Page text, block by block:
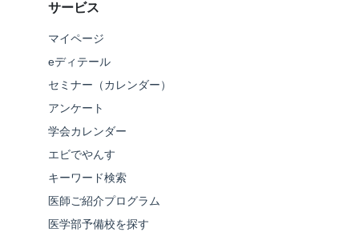
サービス
マイページ
eディテール
セミナー（カレンダー）
アンケート
学会カレンダー
エビでやんす
キーワード検索
医師ご紹介プログラム
医学部予備校を探す